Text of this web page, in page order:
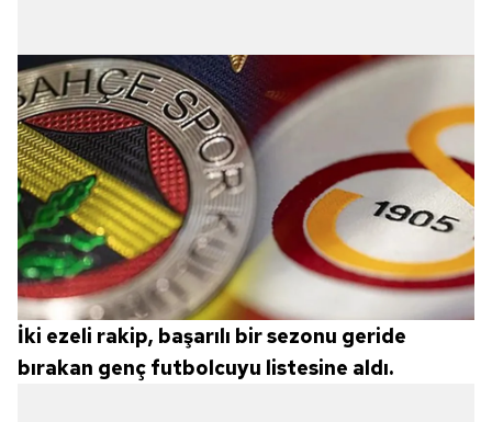
İki ezeli rakip, başarılı bir sezonu geride
bırakan genç futbolcuyu listesine aldı.